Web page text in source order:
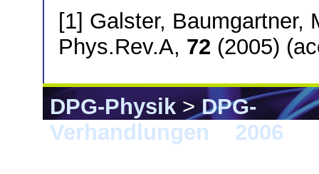
[1] Galster, Baumgartner,
Phys.Rev.A, 72 (2005)
DPG-Physik>DPG-
Verhandlungen
2006